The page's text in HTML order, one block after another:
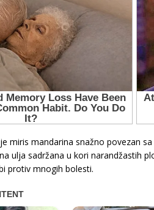
miris mandarina snažno povezan
ulja sadržana u kori narandžastih
protiv mnogih bolesti.